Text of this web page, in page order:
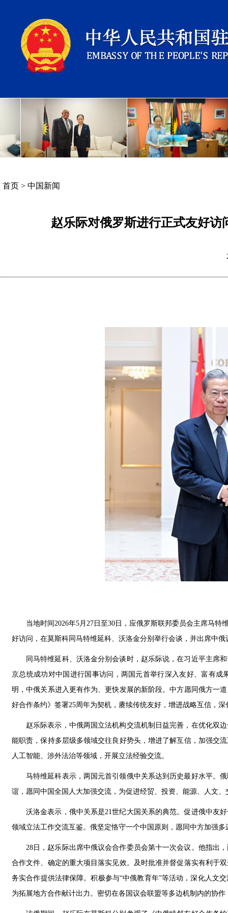
首页 > 中国新闻
赵乐际对俄罗斯进行正式友好
当地时间2026年5月27日至30日，应俄罗斯联邦委员会主席马
好访问，在莫斯科同马特维延科、沃洛金分别举行会谈，并出席中
同马特维延科、沃洛金分别会谈时，赵乐际说，在习近平主席
京总统成功对中国进行国事访问，两国元首举行深入友好、富有
明，中俄关系进入更有作为、更快发展的新阶段。中方愿同俄方一
好合作条约》签署25周年为契机，赓续传统友好，增进战略互信，
赵乐际表示，中俄两国立法机构交流机制日益完善，在优化双
能职责，保持多层级多领域交往良好势头，增进了解互信，加强交
人工智能、涉外法治等领域，开展立法经验交流。
马特维延科表示，两国元首引领俄中关系达到历史最好水平。
谊，愿同中国全国人大加强交流，为促进经贸、投资、能源、人文
沃洛金表示，俄中关系是21世纪大国关系的典范。促进俄中友
领域立法工作交流互鉴。俄坚定恪守一个中国原则，愿同中方加强
28日，赵乐际出席中俄议会合作委员会第十一次会议。他指出
合作文件、确定的重大项目落实见效。及时批准并督促落实有利于
务实合作提供法律保障。积极参与“中俄教育年”等活动，深化人文
为拓展地方合作献计出力。密切在各国议会联盟等多边机制内的协